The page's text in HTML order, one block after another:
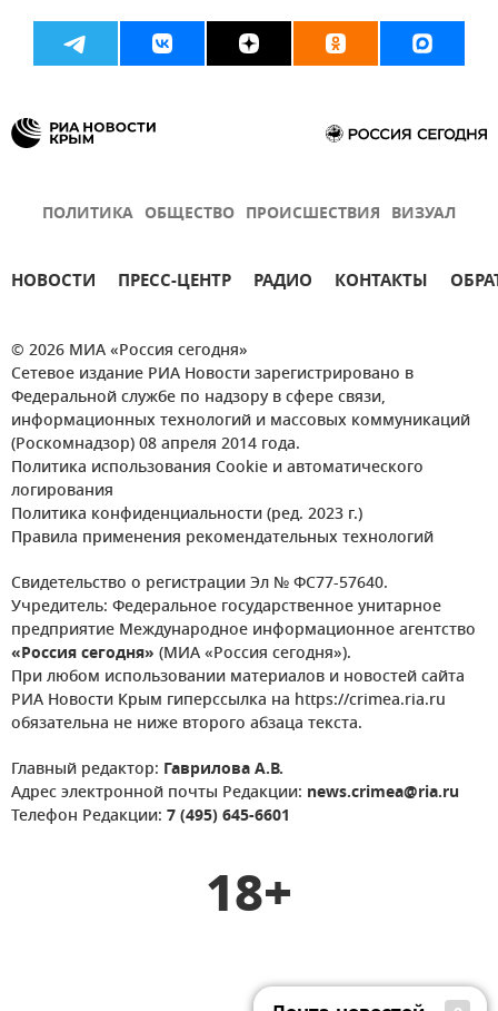
ПОЛИТИКА ОБЩЕСТВО ПРОИСШЕСТВИЯ ВИЗУАЛ
НОВОСТИ ПРЕСС-ЦЕНТР РАДИО КОНТАКТЫ
© 2026 МИА «Россия сегодня»
Сетевое издание РИА Новости зарегистрировано в
Федеральной службе по надзору в сфере связи,
информационных технологий и массовых коммуникаций
(Роскомнадзор) 08 апреля 2014 года.
Политика использования Cookie и автоматического
логирования
Политика конфиденциальности (ред. 2023 г.)
Правила применения рекомендательных технологий
Свидетельство о регистрации Эл № ФС77-57640.
Учредитель: Федеральное государственное унитарное
предприятие Международное информационное агентство
«Россия сегодня» (МИА «Россия сегодня»).
При любом использовании материалов и новостей сайта
РИА Новости Крым гиперссылка на https://crimea.ria.ru
обязательна не ниже второго абзаца текста.
Главный редактор: Гаврилова А.В.
Адрес электронной почты Редакции: news.crimea@ria.ru
Телефон Редакции: 7 (495) 645-6601
18+